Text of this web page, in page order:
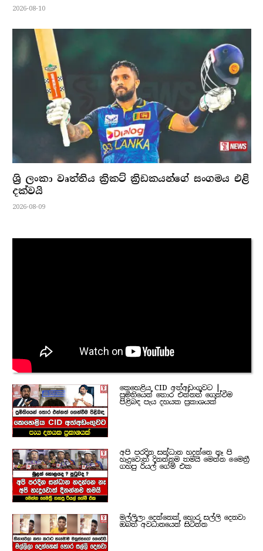
2026-08-10
ශ්‍රි ලංකා වෘත්තිය ක්‍රිකට් ක්‍රිඩකයන්ගේ සංගමය එළි
දක්වයි
2026-08-09
කෙහෙළිය CID අත්අඩංගුවට |
ප්‍රමිතියෙන් තොර එන්නත් ගෙන්වීම
පිළිබඳ පැය දහයක ප්‍රකාශයක්
අපි පරදින සන්ධාන හදන්නෙ නෑ පි
හැදුවොත් දිනන්නම තමයි මෙන්න මෛත්‍රී
ගහපු රියල් ගේම් එක
මල්ලිලා දෙන්නෙක් හොර සල්ලි දෙනවා
ඔබත් අවධානයෙන් සිටින්න